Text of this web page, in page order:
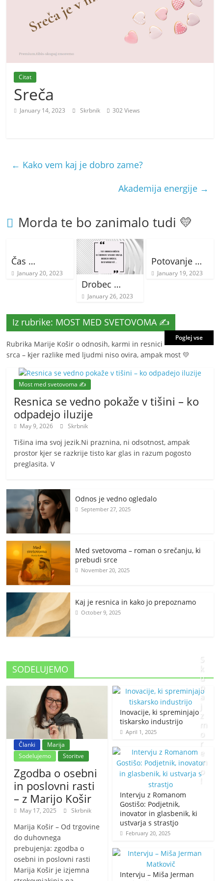
m
o
e
m
Citat
Sreča
January 14, 2023 Skrbnik 302 Views
← Kako vem kaj je dobro zame?
Akademija energije →
Morda te bo zanimalo tudi 💛
Čas …
January 20, 2023
Drobec …
January 26, 2023
Potovanje …
January 19, 2023
Iz rubrike: MOST MED SVETOVOMA ✍️
Poglej vse
Rubrika Marije Košir o odnosih, karmi in resnici
srca – kjer razlike med ljudmi niso ovira, ampak most 💛
Most med svetovoma ✍️
Resnica se vedno pokaže v tišini – ko
odpadejo iluzije
May 9, 2026 Skrbnik
Tišina ima svoj jezik.Ni praznina, ni odsotnost, ampak
prostor kjer se razkrije tisto kar glas in razum pogosto
preglasita. V
Odnos je vedno ogledalo
September 27, 2025
Med svetovoma – roman o srečanju, ki
prebudi srce
November 20, 2025
Kaj je resnica in kako jo prepoznamo
October 9, 2025
SODELUJEMO
Članki
Marija
Sodelujemo
Storitve
Zgodba o osebni
in poslovni rasti
– z Marijo Košir
May 17, 2025 Skrbnik
Marija Košir – Od trgovine
do duhovnega
prebujenja: zgodba o
osebni in poslovni rasti
Marija Košir je izjemna
Inovacije, ki spreminjajo
tiskarsko industrijo
April 1, 2025
Intervju z Romanom
Gostišo: Podjetnik,
inovator in glasbenik, ki
ustvarja s strastjo
February 20, 2025
Intervju – Miša Jerman
S
k
u
p
a
z
m
o
r
e
m
o
!
r